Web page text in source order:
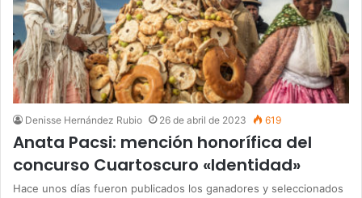
Denisse Hernández Rubio 26 de abril de 2023 619
Anata Pacsi: mención honorífica del
concurso Cuartoscuro «Identidad»
Hace unos días fueron publicados los ganadores y seleccionados